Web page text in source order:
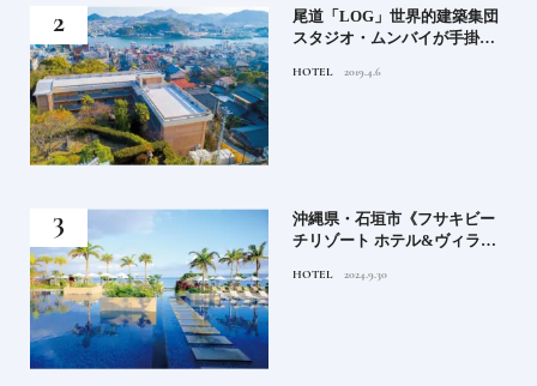
道「LOG」世界的建築集団
タジオ・ムンバイが手掛け
新空間 ～前編～
2019.4.6
縄県・石垣市《フサキビー
リゾート ホテル&ヴィラ
》石垣島のビーチリゾート
ゆるりと島時間を楽しむ
2024.9.30
石川・金
須！憧れ
青森県弘
し」《福